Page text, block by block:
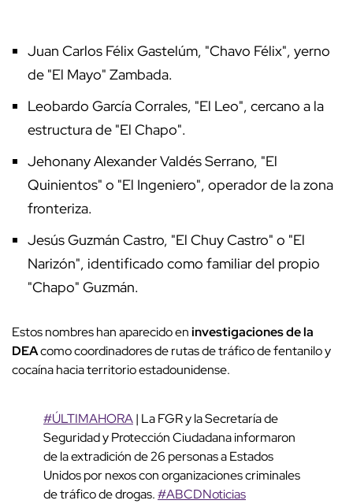
Juan Carlos Félix Gastelúm, "Chavo Félix", yerno
de "El Mayo" Zambada.
Leobardo García Corrales, "El Leo", cercano a la
estructura de "El Chapo".
Jehonany Alexander Valdés Serrano, "El
Quinientos" o "El Ingeniero", operador de la zona
fronteriza.
Jesús Guzmán Castro, "El Chuy Castro" o "El
Narizón", identificado como familiar del propio
"Chapo" Guzmán.
Estos nombres han aparecido eninvestigaciones de la
DEAcomo coordinadores de rutas de tráfico de fentanilo y
cocaína hacia territorio estadounidense.
#ÚLTIMAHORA| La FGR y la Secretaría de
Seguridad y Protección Ciudadana informaron
de la extradición de 26 personas a Estados
Unidos por nexos con organizaciones criminales
de tráfico de drogas.#ABCDNoticias